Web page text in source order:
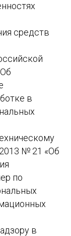
средств
в
№ 21 «Об
по
в